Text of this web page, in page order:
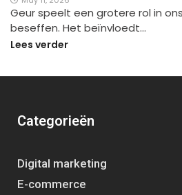
Geur speelt een grotere rol in
beseffen. Het beïnvloedt…
Lees verder
Categorieën
Digital marketing
E-commerce